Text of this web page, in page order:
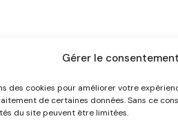
Gérer le consentement
des cookies pour améliorer votre
de certaines données. Sans ce
du site peuvent être limitées.